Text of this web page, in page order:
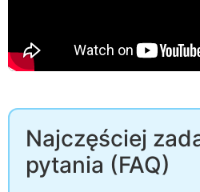
Najczęściej
pytania (FAQ)